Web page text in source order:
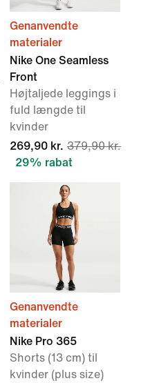
Genanvendte
materialer
Nike One Seamless
Front
Højtaljede leggings i
fuld længde til
kvinder
269,90 kr. 379,90 kr.
29% rabat
Genanvendte
materialer
Nike Pro 365
Shorts (13 cm) til
kvinder (plus size)